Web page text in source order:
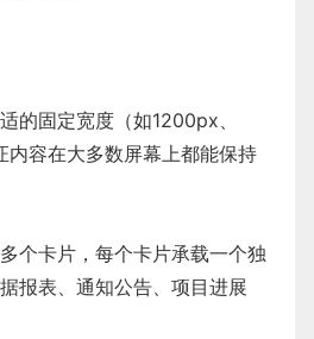
的固定宽度（如1200px、
容在大多数屏幕上都能保持
个卡片，每个卡片承载一个独
报表、通知公告、项目进展